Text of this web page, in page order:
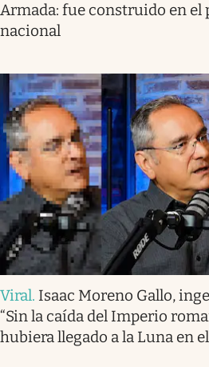
Armada: fue construido en el
nacional
Viral. Isaac Moreno Gallo,
“Sin la caída del Imperio
hubiera llegado a la Luna en